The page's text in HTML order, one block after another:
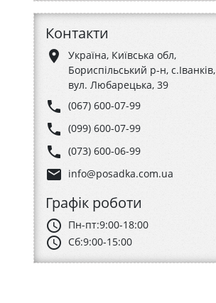
Контакти
place
Україна, Київська обл,
Бориспільський р-н, с.Іванків,
вул. Любарецька, 39
phone (067) 600-07-99
phone (099) 600-07-99
phone (073) 600-06-99
email info@posadka.com.ua
Графік роботи
schedule Пн-пт:9:00-18:00
schedule Сб:9:00-15:00